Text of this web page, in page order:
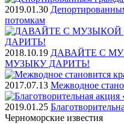
2019.01.30
потомкам
2018.10.19 ДАВАЙТЕ С
МУЗЫКУ ДАРИТЬ!
2017.07.13 Межводное
2019.01.25
Черноморские известия